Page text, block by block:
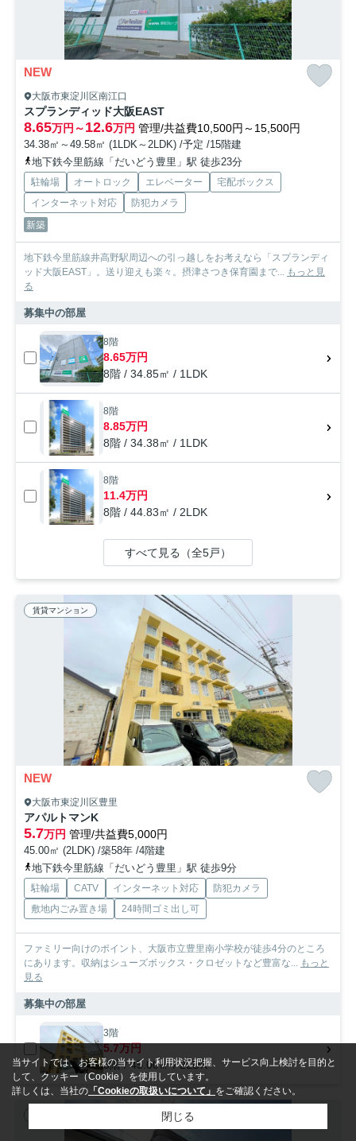
NEW
大阪市東淀川区南江口
スプランディッド大阪EAST
8.65万円～12.6万円 管理/共益費10,500円～15,500円
34.38㎡～49.58㎡ (1LDK～2LDK) /予定 /15階建
地下鉄今里筋線「だいどう豊里」駅 徒歩23分
駐輪場 オートロック エレベーター
宅配ボックス
インターネット対応
防犯カメラ
新築
地下鉄今里筋線井高野駅周辺への引っ越しをお考えなら「スプランディ
ッド大阪EAST」。送り迎えも楽々。摂津さつき保育園まで...
もっと見
る
募集中の部屋
8階
8.65万円
8階 / 34.85㎡ / 1LDK
8階
8.85万円
8階 / 34.38㎡ / 1LDK
8階
11.4万円
8階 / 44.83㎡ / 2LDK
すべて見る（全5戸）
賃貸マンション
NEW
大阪市東淀川区豊里
アパルトマンK
5.7万円 管理/共益費5,000円
45.00㎡ (2LDK) /築58年 /4階建
地下鉄今里筋線「だいどう豊里」駅 徒歩9分
駐輪場 CATV インターネット対応
防犯カメラ
敷地内ごみ置き場
24時間ゴミ出し可
ファミリー向けのポイント、大阪市立豊里南小学校が徒歩4分のところ
にあります。収納はシューズボックス・クロゼットなど豊富な...
もっと
見る
募集中の部屋
3階
5.7万円
3階 / 45.00㎡ / 2LDK
当サイトでは、お客様の当サイト利用状況把握、サービス向上検討を目的と
して、クッキー（Cookie）を使用しています。
詳しくは、当社の 「Cookieの取扱いについて」 をご確認ください。
閉じる